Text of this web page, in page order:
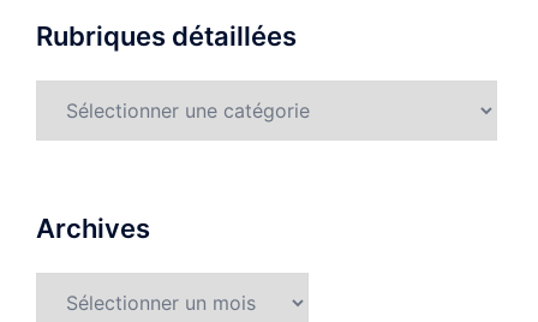
Rubriques détaillées
Archives